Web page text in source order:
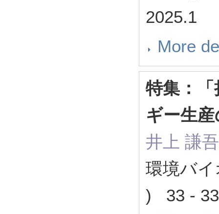
2025.1
More
特集：
ギー生
井上 謙吾
環境バ
) 33 -